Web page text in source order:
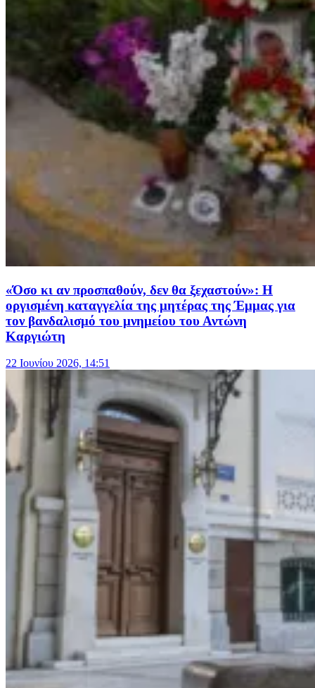
«Όσο κι αν προσπαθούν, δεν θα ξεχαστούν»: Η
οργισμένη καταγγελία της μητέρας της Έμμας για
τον βανδαλισμό του μνημείου του Αντώνη
Καργιώτη
22 Ιουνίου 2026, 14:51